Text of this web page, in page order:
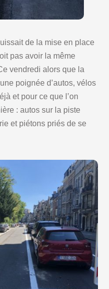
de la mise en place
pas avoir la même
vendredi alors que la
poignée d’autos, vélos
et pour ce que l’on
: autos sur la piste
et piétons priés de se